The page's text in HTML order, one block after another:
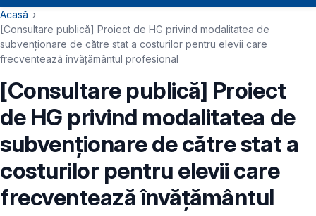
Navigație principală
Cale de navigare
Acasă
[Consultare publică] Proiect de HG privind modalitatea de
subvenționare de către stat a costurilor pentru elevii care
frecventează învățământul profesional
[Consultare publică] Proiect
de HG privind modalitatea de
subvenționare de către stat a
costurilor pentru elevii care
frecventează învățământul